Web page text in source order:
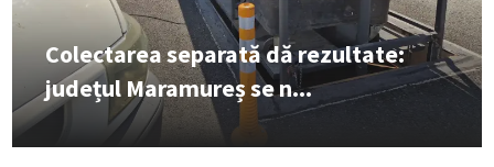
Colectarea separată dă rezultate:
județul Maramureș se n...